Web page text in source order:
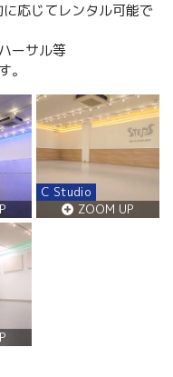
応じてレンタル可能で
ーサル等
。
C Studio
ZOOM UP